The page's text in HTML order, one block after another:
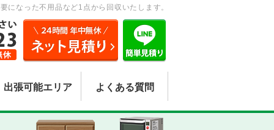
になった不用品など1点から回収いたします。
出張可能エリア よくある質問